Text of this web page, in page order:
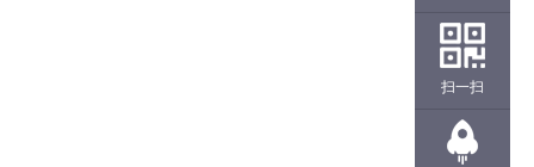
扫一扫